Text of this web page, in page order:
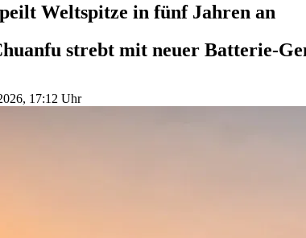
Weltspitze in fünf Jahren an
strebt mit neuer Batterie-
17:12 Uhr